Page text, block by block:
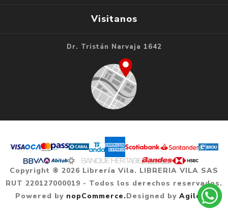
Visitanos
Dr. Tristán Narvaja 1642
Copyright ® 2026 Librería Vila. LIBRERIA VILA SAS
RUT 220127000019 - Todos los derechos reservados.
Powered by nopCommerce.Designed by Agile.uy